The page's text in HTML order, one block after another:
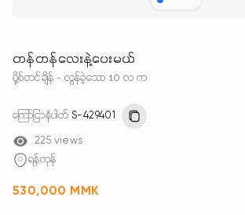
တန်တန်လေးနဲ့ပေးမယ်
ပို့စ်တင်ချိန် - လွန်ခဲ့သော 10 လ က
ကြော်ငြာနံပါတ် S-429401
225 views
ရန်ကုန်
530,000 MMK